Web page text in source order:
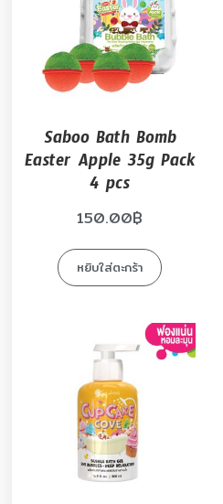
Saboo Bath Bomb
Easter Apple 35g Pack
4 pcs
150.00฿
หยิบใส่ตะกร้า